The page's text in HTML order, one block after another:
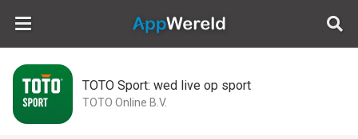
AppWereld
TOTO Sport: wed live op sport
TOTO Online B.V.